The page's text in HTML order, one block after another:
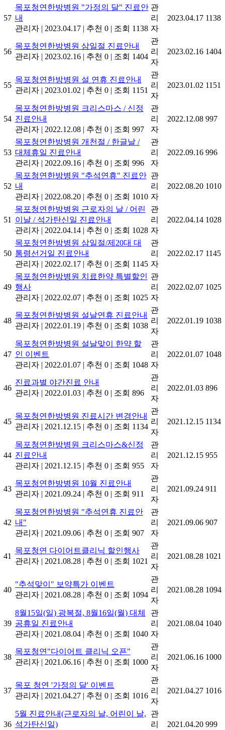
57
목포청연한방병원 "가정의 달" 진료안
내
관리자 | 2023.04.17 | 추천 0 | 조회 1138
관
리
자
2023.04.17 1138
56
목포청연한방병원 삼일절 진료안내
관리자 | 2023.02.16 | 추천 0 | 조회 1404
관
리
자
2023.02.16 1404
55
목포청연한방병원 설 연휴 진료안내
관리자 | 2023.01.02 | 추천 0 | 조회 1151
관
리
자
2023.01.02 1151
54
목포청연한방병원 크리스마스 / 신정
진료안내
관리자 | 2022.12.08 | 추천 0 | 조회 997
관
리
자
2022.12.08 997
53
목포청연한방병원 개천절 / 한글날 /
대체휴일 진료안내
관리자 | 2022.09.16 | 추천 0 | 조회 996
관
리
자
2022.09.16 996
52
목포청연한방병원 "추석연휴" 진료안
내
관리자 | 2022.08.20 | 추천 0 | 조회 1010
관
리
자
2022.08.20 1010
51
목포청연한방병원 근로자의 날 / 어린
이날 / 석가탄신일 진료안내
관리자 | 2022.04.14 | 추천 0 | 조회 1028
관
리
자
2022.04.14 1028
50
목포청연한방병원 삼일절/제20대 대
통령선거일 진료안내
관리자 | 2022.02.17 | 추천 0 | 조회 1145
관
리
자
2022.02.17 1145
49
목포청연한방병원 치료한약 특별할인
행사
관리자 | 2022.02.07 | 추천 0 | 조회 1025
관
리
자
2022.02.07 1025
48
목포청연한방병원 설날연휴 진료안내
관리자 | 2022.01.19 | 추천 0 | 조회 1038
관
리
자
2022.01.19 1038
47
목포청연한방병원 설날맞이 한약 할
인 이벤트
관리자 | 2022.01.07 | 추천 0 | 조회 1048
관
리
자
2022.01.07 1048
46
진료과별 야간진료 안내
관리자 | 2022.01.03 | 추천 0 | 조회 896
관
리
자
2022.01.03 896
45
목포청연한방병원 진료시간 변경안내
관리자 | 2021.12.15 | 추천 0 | 조회 1134
관
리
자
2021.12.15 1134
44
목포청연한방병원 크리스마스&신정
진료안내
관리자 | 2021.12.15 | 추천 0 | 조회 955
관
리
자
2021.12.15 955
43
목포청연한방병원 10월 진료안내
관리자 | 2021.09.24 | 추천 0 | 조회 911
관
리
자
2021.09.24 911
42
목포청연한방병원 "추석연휴 진료안
내"
관리자 | 2021.09.06 | 추천 0 | 조회 907
관
리
자
2021.09.06 907
41
목포청연 다이어트클리닉 할인행사
관리자 | 2021.08.28 | 추천 0 | 조회 1021
관
리
자
2021.08.28 1021
40
"추석맞이" 보약특가 이벤트
관리자 | 2021.08.28 | 추천 0 | 조회 1094
관
리
자
2021.08.28 1094
39
8월15일(일) 광복절, 8월16일(월) 대체
공휴일 진료안내
관리자 | 2021.08.04 | 추천 0 | 조회 1040
관
리
자
2021.08.04 1040
38
목포청연"다이어트 클리닉 오픈"
관리자 | 2021.06.16 | 추천 0 | 조회 1000
관
리
자
2021.06.16 1000
37
목포 청연 '가정의 달' 이벤트
관리자 | 2021.04.27 | 추천 0 | 조회 1016
관
리
자
2021.04.27 1016
36
5월 진료안내(근로자의 날, 어린이 날,
석가탄신일)
관
리
2021.04.20 999